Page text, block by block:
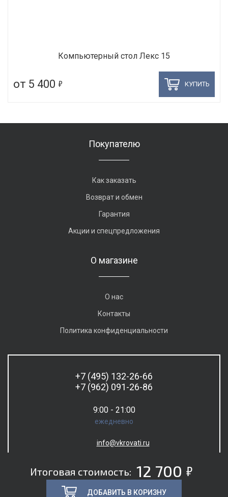
Итоговая стоимость: 12 700 5
ДОБАВИТЬ В КОРИЗНУ
Компьютерный стол Лекс 15
от 5 400 5 КУПИТЬ
Покупателю
Как заказать
Возврат и обмен
Гарантия
Акции и спецпредложения
О магазине
О нас
Контакты
Политика конфиденциальности
+7 (495) 132-26-66
+7 (962) 091-26-86
9:00 - 21:00
ежедневно
info@vkrovati.ru